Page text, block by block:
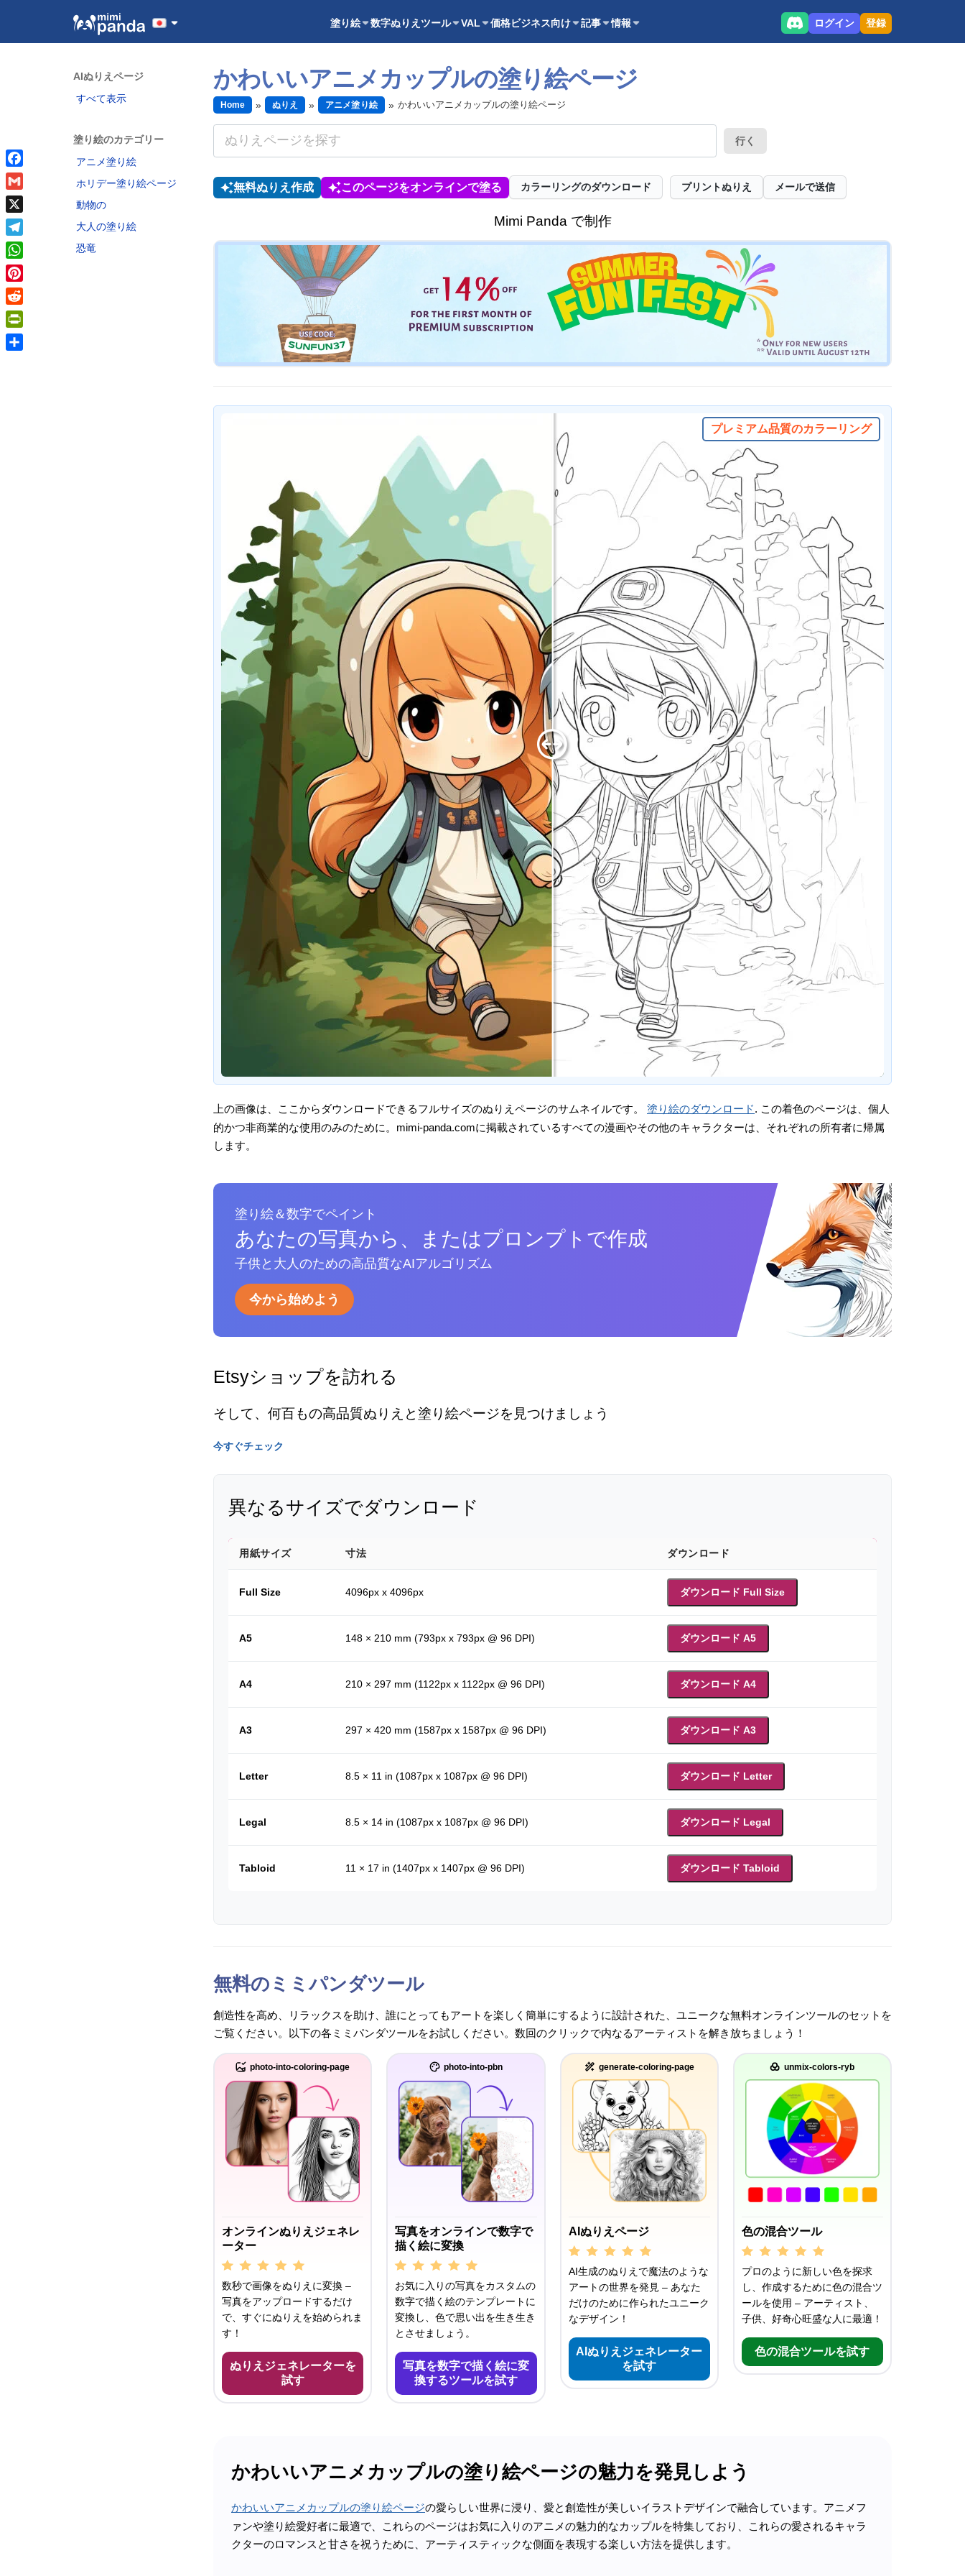
塗り絵 数字ぬりえ ツール VAL 価格ビジネス向け 記事 情報 ログイン 登録
AIぬりえページ
すべて表示
塗り絵のカテゴリー
アニメ塗り絵
ホリデー塗り絵ページ
動物の
大人の塗り絵
恐竜
かわいいアニメカップルの塗り絵ページ
Home ぬりえ アニメ塗り絵 かわいいアニメカップルの塗り絵ページ
行く
無料ぬりえ作成 このページをオンラインで塗る カラーリングのダウンロード プリントぬりえ メールで送信
Mimi Panda で制作
プレミアム品質のカラーリング
上の画像は、ここからダウンロードできるフルサイズのぬりえページのサムネイルです。 塗り絵のダウンロード. この着色のページは、個人
的かつ非商業的な使用のみのために。mimi-panda.comに掲載されているすべての漫画やその他のキャラクターは、それぞれの所有者に帰属
します。
塗り絵＆数字でペイント
あなたの写真から、またはプロンプトで作成
子供と大人のための高品質なAIアルゴリズム
今から始めよう
Etsyショップを訪れる
そして、何百もの高品質ぬりえと塗り絵ページを見つけましょう
今すぐチェック
異なるサイズでダウンロード
用紙サイズ 寸法 ダウンロード
Full Size 4096px x 4096px ダウンロード Full Size
A5 148 × 210 mm (793px x 793px @ 96 DPI) ダウンロード A5
A4 210 × 297 mm (1122px x 1122px @ 96 DPI) ダウンロード A4
A3 297 × 420 mm (1587px x 1587px @ 96 DPI) ダウンロード A3
Letter 8.5 × 11 in (1087px x 1087px @ 96 DPI) ダウンロード Letter
Legal 8.5 × 14 in (1087px x 1087px @ 96 DPI) ダウンロード Legal
Tabloid 11 × 17 in (1407px x 1407px @ 96 DPI) ダウンロード Tabloid
無料のミミパンダツール
創造性を高め、リラックスを助け、誰にとってもアートを楽しく簡単にするように設計された、ユニークな無料オンラインツールのセットを
ご覧ください。以下の各ミミパンダツールをお試しください。数回のクリックで内なるアーティストを解き放ちましょう！
photo-into-coloring-page
オンラインぬりえジェネレ
ーター
数秒で画像をぬりえに変換 –
写真をアップロードするだけ
で、すぐにぬりえを始められま
す！
ぬりえジェネレーターを
試す
photo-into-pbn
写真をオンラインで数字で
描く絵に変換
お気に入りの写真をカスタムの
数字で描く絵のテンプレートに
変換し、色で思い出を生き生き
とさせましょう。
写真を数字で描く絵に変
換するツールを試す
generate-coloring-page
AIぬりえページ
AI生成のぬりえで魔法のような
アートの世界を発見 – あなた
だけのために作られたユニーク
なデザイン！
AIぬりえジェネレーター
を試す
unmix-colors-ryb
色の混合ツール
プロのように新しい色を探求
し、作成するために色の混合ツ
ールを使用 – アーティスト、
子供、好奇心旺盛な人に最適！
色の混合ツールを試す
かわいいアニメカップルの塗り絵ページの魅力を発見しよう
かわいいアニメカップルの塗り絵ページの愛らしい世界に浸り、愛と創造性が美しいイラストデザインで融合しています。アニメフ
ァンや塗り絵愛好者に最適で、これらのページはお気に入りのアニメの魅力的なカップルを特集しており、これらの愛されるキャラ
クターのロマンスと甘さを祝うために、アーティスティックな側面を表現する楽しい方法を提供します。
Facebook
Gmail
X
Telegram
WhatsApp
Pinterest
Reddit
PrintFriendly